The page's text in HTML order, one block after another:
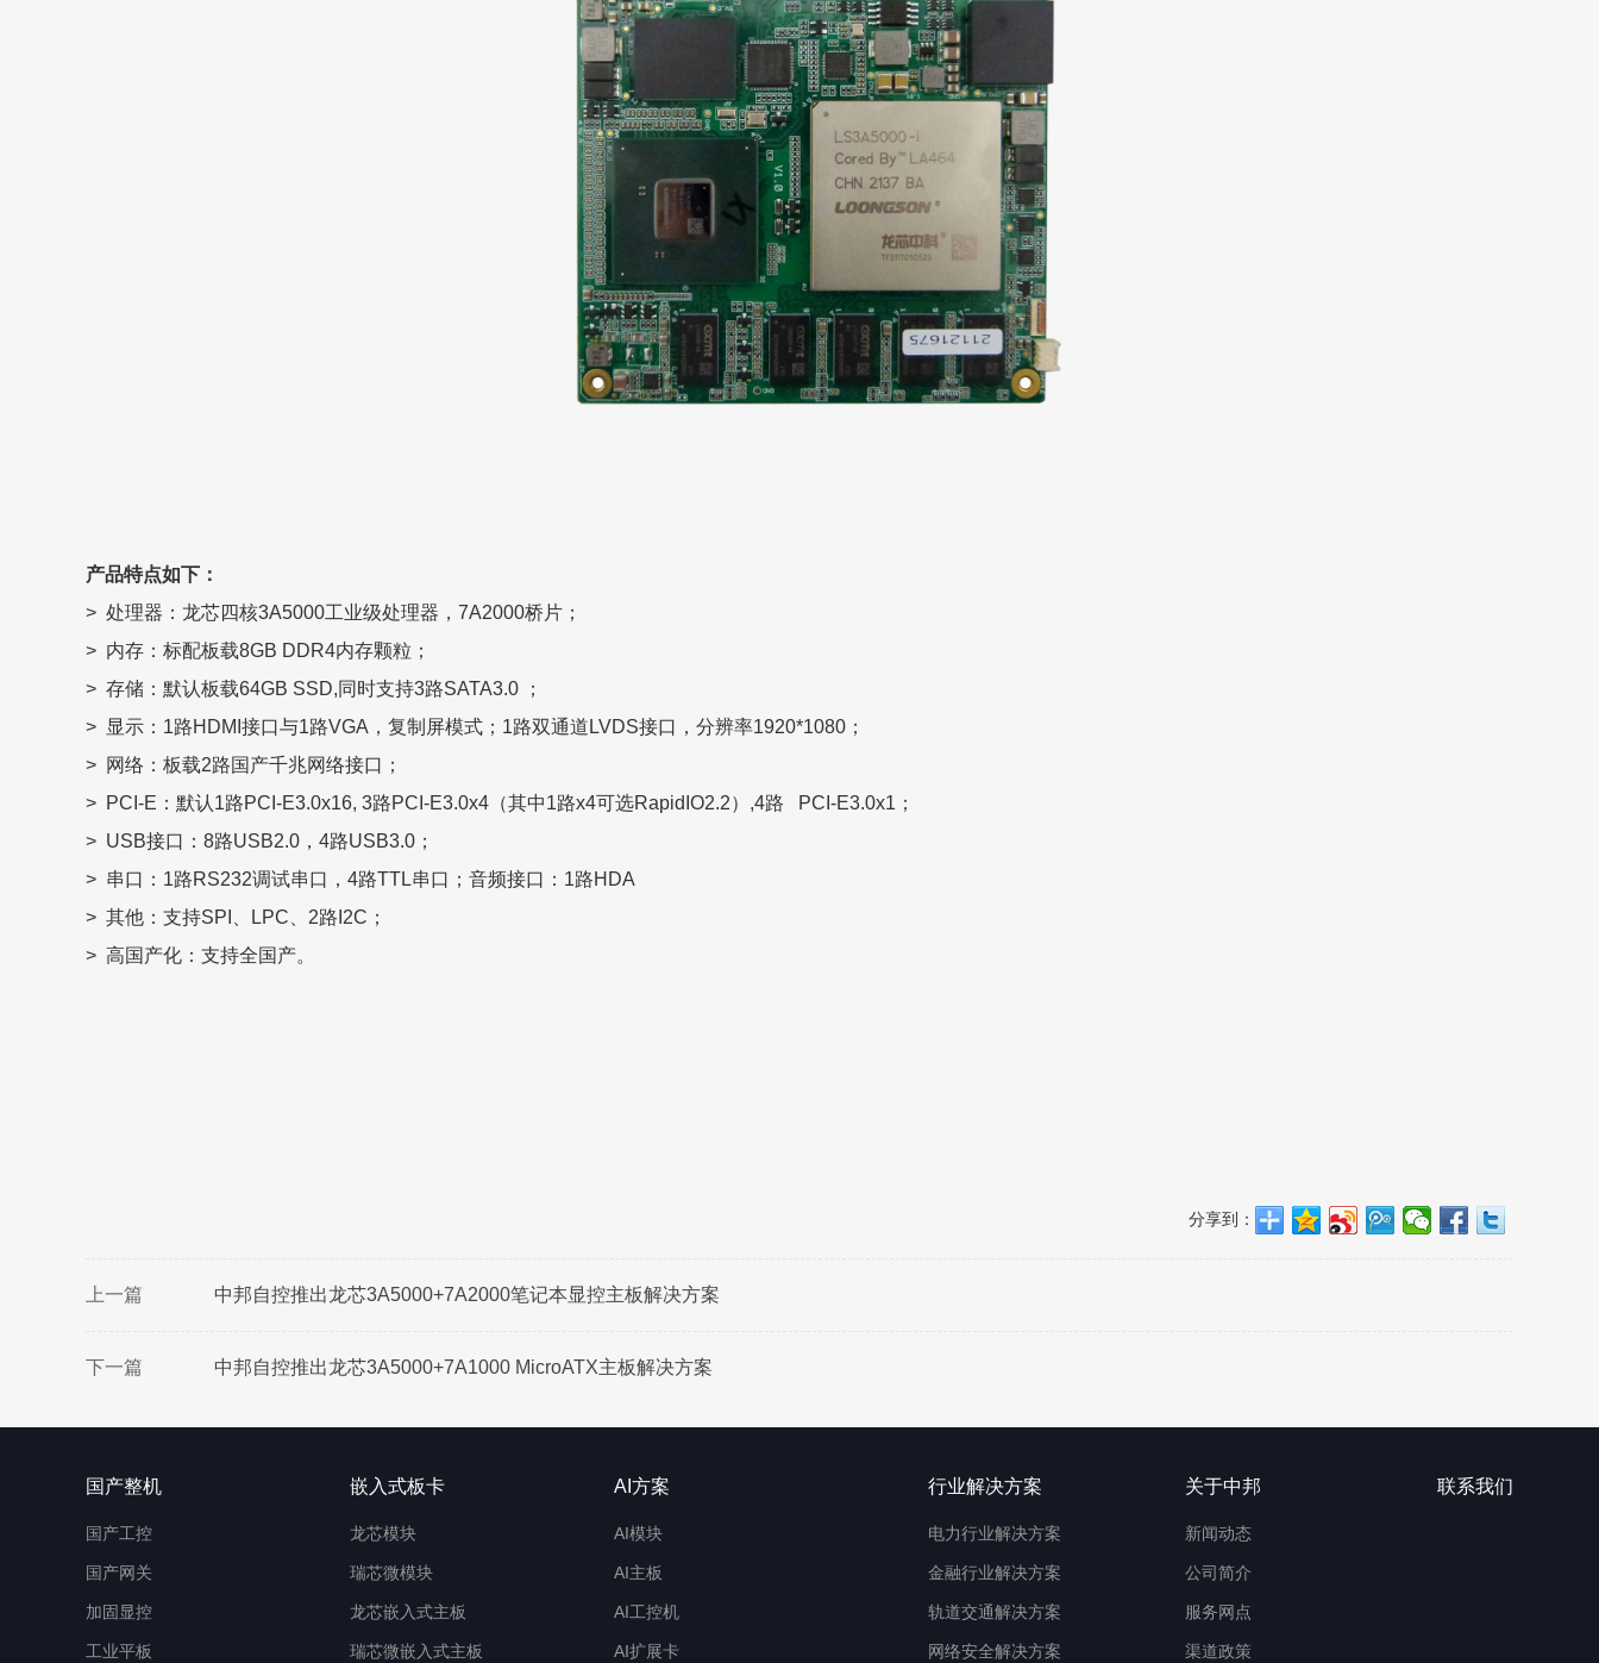
产品特点如下：
> 处理器：龙芯四核3A5000工业级处理器，7A2000桥片；
> 内存：标配板载8GB DDR4内存颗粒；
> 存储：默认板载64GB SSD,同时支持3路SATA3.0 ；
> 显示：1路HDMI接口与1路VGA，复制屏模式；1路双通道LVDS接口，分辨率1920*1080；
> 网络：板载2路国产千兆网络接口；
> PCI-E：默认1路PCI-E3.0x16, 3路PCI-E3.0x4（其中1路x4可选RapidIO2.2）,4路 PCI-E3.0x1；
> USB接口：8路USB2.0，4路USB3.0；
> 串口：1路RS232调试串口，4路TTL串口；音频接口：1路HDA
> 其他：支持SPI、LPC、2路I2C；
> 高国产化：支持全国产。
分享到：
上一篇 中邦自控推出龙芯3A5000+7A2000笔记本显控主板解决方案
下一篇 中邦自控推出龙芯3A5000+7A1000 MicroATX主板解决方案
国产整机
国产工控
国产网关
加固显控
工业平板
嵌入式板卡
龙芯模块
瑞芯微模块
龙芯嵌入式主板
瑞芯微嵌入式主板
AI方案
AI模块
AI主板
AI工控机
AI扩展卡
行业解决方案
电力行业解决方案
金融行业解决方案
轨道交通解决方案
网络安全解决方案
关于中邦
新闻动态
公司简介
服务网点
渠道政策
联系我们